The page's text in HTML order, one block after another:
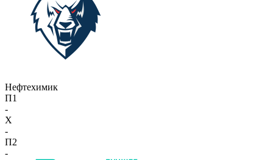
Нефтехимик
П1
-
X
-
П2
-